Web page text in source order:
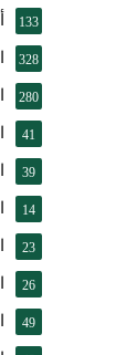
133
328
280
41
39
14
23
26
49